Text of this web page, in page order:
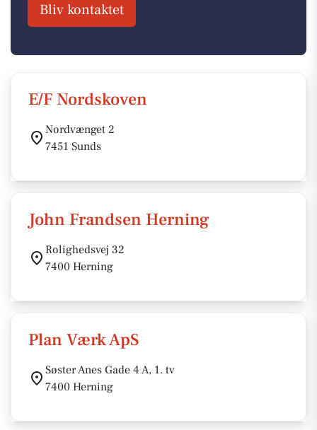
Bliv kontaktet
E/F Nordskoven
Nordvænget 2
7451 Sunds
John Frandsen Herning
Rolighedsvej 32
7400 Herning
Plan Værk ApS
Søster Anes Gade 4 A, 1. tv
7400 Herning